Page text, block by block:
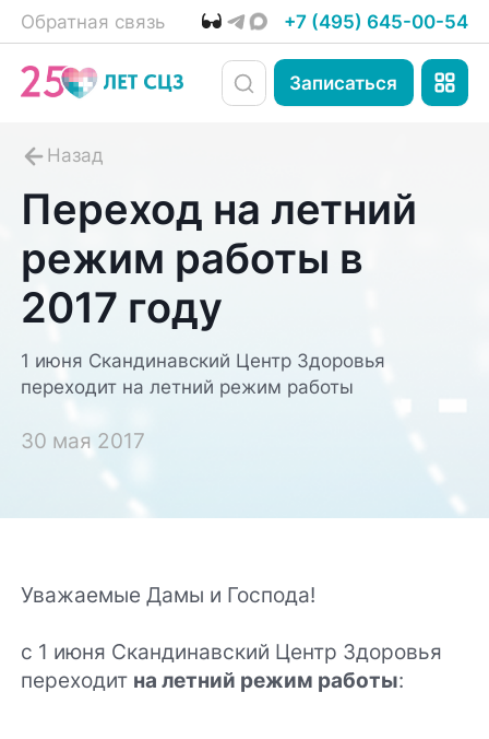
Обратная связь +7 (495) 645-00-54
Записаться
Переход на летний
режим работы в
2017 году
1 июня Скандинавский Центр Здоровья
переходит на летний режим работы
30 мая 2017
Уважаемые Дамы и Господа!
с 1 июня Скандинавский Центр Здоровья
переходит на летний режим работы: